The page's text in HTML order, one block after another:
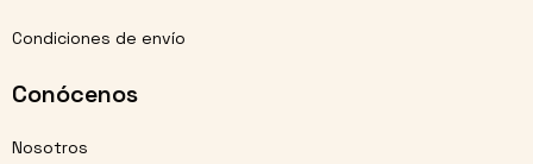
Condiciones de envío
Conócenos
Nosotros